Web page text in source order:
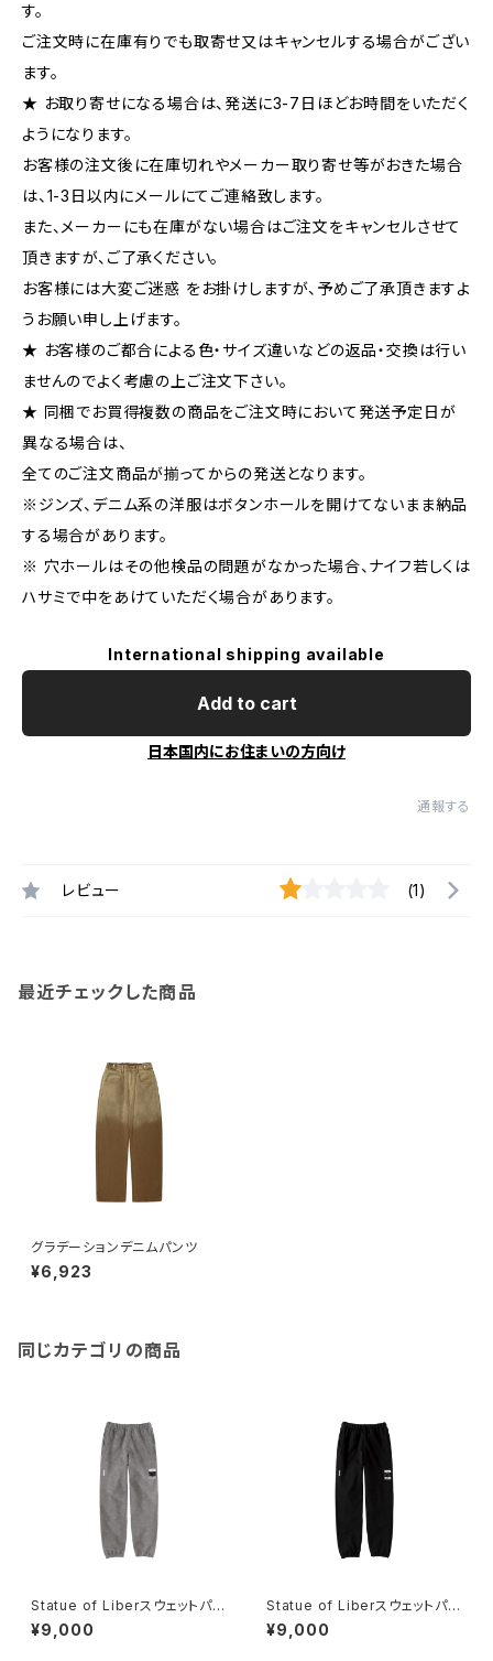
す。
ご注文時に在庫有りでも取寄せ又はキャンセルする場合がござい
ます。
★ お取り寄せになる場合は、発送に3-7日ほどお時間をいただく
ようになります。
お客様の注文後に在庫切れやメーカー取り寄せ等がおきた場合
は、1-3日以内にメールにてご連絡致します。
また、メーカーにも在庫がない場合はご注文をキャンセルさせて
頂きますが、ご了承ください。
お客様には大変ご迷惑 をお掛けしますが、予めご了承頂きますよ
うお願い申し上げます。
★ お客様のご都合による色・サイズ違いなどの返品・交換は行い
ませんのでよく考慮の上ご注文下さい。
★ 同梱でお買得複数の商品をご注文時において発送予定日が
異なる場合は、
全てのご注文商品が揃ってからの発送となります。
※ジンズ、デニム系の洋服はボタンホールを開けてないまま納品
する場合があります。
※ 穴ホールはその他検品の問題がなかった場合、ナイフ若しくは
ハサミで中をあけていただく場合があります。
International shipping available
Add to cart
日本国内にお住まいの方向け
通報する
レビュー (1)
最近チェックした商品
グラデーションデニムパンツ
¥6,923
同じカテゴリの商品
Statue of Liberスウェットパン
ツ【CROSSJAM】
¥9,000
Statue of Liberスウェットパン
ツ【CROSSJAM】
¥9,000